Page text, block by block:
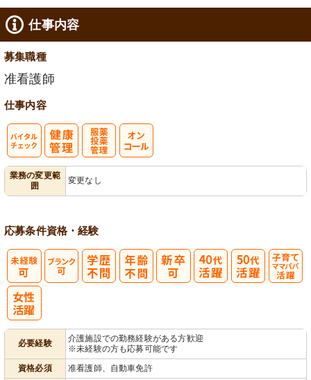
仕事内容
募集職種
准看護師
仕事内容
業務の変更範
囲
変更なし
応募条件資格・経験
必要経験
介護施設での勤務経験がある方歓迎
※未経験の方も応募可能です
資格必須
准看護師、自動車免許